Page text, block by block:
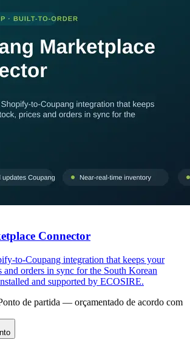
Connector
to-Coupang integration that keeps your
and orders in sync for the South Korean
and supported by ECOSIRE.
de partida — orçamentado de acordo com